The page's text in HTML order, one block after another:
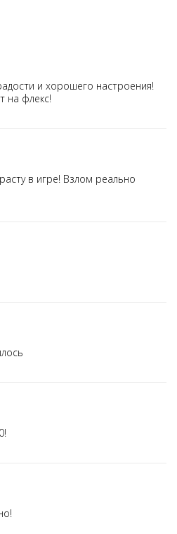
и хорошего настроения!
на флекс!
в игре! Взлом реально